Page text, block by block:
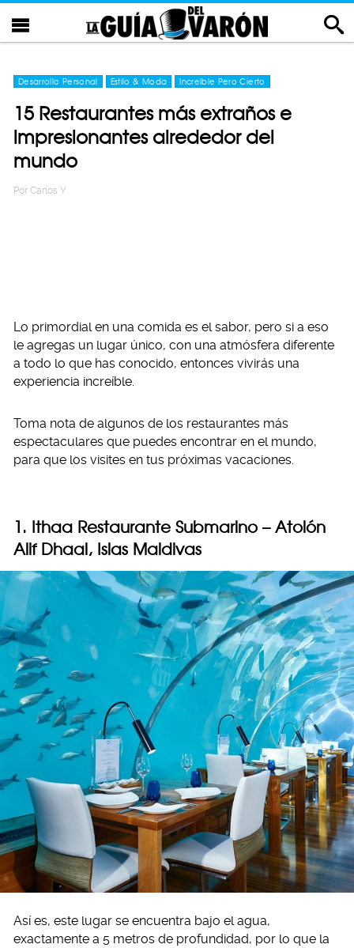
Desarrollo Personal Estilo & Moda Increíble Pero Cierto
15 Restaurantes más extraños e
impresionantes alrededor del
mundo
Por Carlos Y
Lo primordial en una comida es el sabor, pero si a eso
le agregas un lugar único, con una atmósfera diferente
a todo lo que has conocido, entonces vivirás una
experiencia increíble.
Toma nota de algunos de los restaurantes más
espectaculares que puedes encontrar en el mundo,
para que los visites en tus próximas vacaciones.
1. Ithaa Restaurante Submarino – Atolón
Alif Dhaal, Islas Maldivas
Así es, este lugar se encuentra bajo el agua,
exactamente a 5 metros de profundidad, por lo que la